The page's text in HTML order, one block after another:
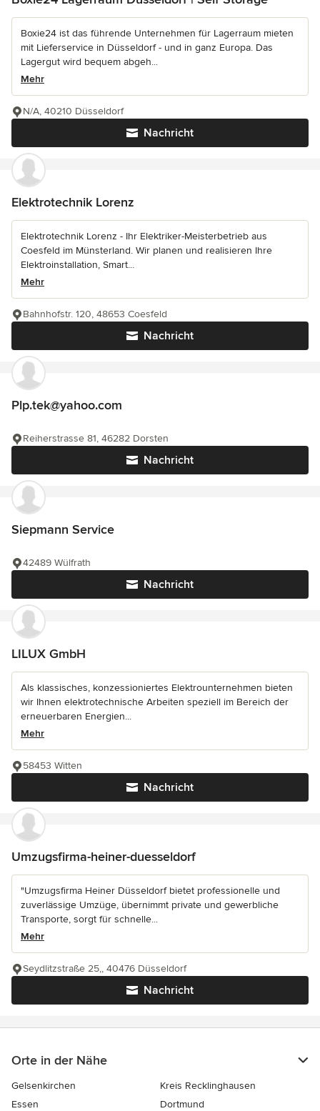
Boxie24 ist das führende Unternehmen für Lagerraum mieten
mit Lieferservice in Düsseldorf - und in ganz Europa. Das
Lagergut wird bequem abgeh...
Mehr
Nachricht
N/A, 40210 Düsseldorf
Elektrotechnik Lorenz
Elektrotechnik Lorenz - Ihr Elektriker-Meisterbetrieb aus
Coesfeld im Münsterland. Wir planen und realisieren Ihre
Elektroinstallation, Smart...
Mehr
Nachricht
Bahnhofstr. 120, 48653 Coesfeld
Plp.tek@yahoo.com
Nachricht
Reiherstrasse 81, 46282 Dorsten
Siepmann Service
Nachricht
42489 Wülfrath
LILUX GmbH
Als klassisches, konzessioniertes Elektrounternehmen bieten
wir Ihnen elektrotechnische Arbeiten speziell im Bereich der
erneuerbaren Energien...
Mehr
Nachricht
58453 Witten
Umzugsfirma-heiner-duesseldorf
"Umzugsfirma Heiner Düsseldorf bietet professionelle und
zuverlässige Umzüge, übernimmt private und gewerbliche
Transporte, sorgt für schnelle...
Mehr
Nachricht
Seydlitzstraße 25,, 40476 Düsseldorf
Orte in der Nähe
Gelsenkirchen
Kreis Recklinghausen
Essen
Dortmund